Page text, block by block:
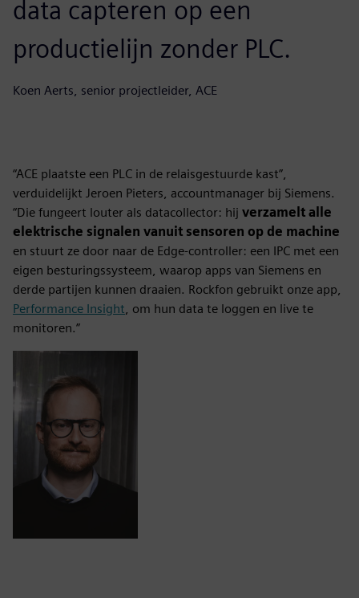
data capteren op een
productielijn zonder PLC.
Koen Aerts, senior projectleider, ACE
“ACE plaatste een PLC in de relaisgestuurde kast”,
verduidelijkt Jeroen Pieters, accountmanager bij Siemens.
“Die fungeert louter als datacollector: hij verzamelt alle
elektrische signalen vanuit sensoren op de machine
en stuurt ze door naar de Edge-controller: een IPC met een
eigen besturingssysteem, waarop apps van Siemens en
derde partijen kunnen draaien. Rockfon gebruikt onze app,
Performance Insight, om hun data te loggen en live te
monitoren.”